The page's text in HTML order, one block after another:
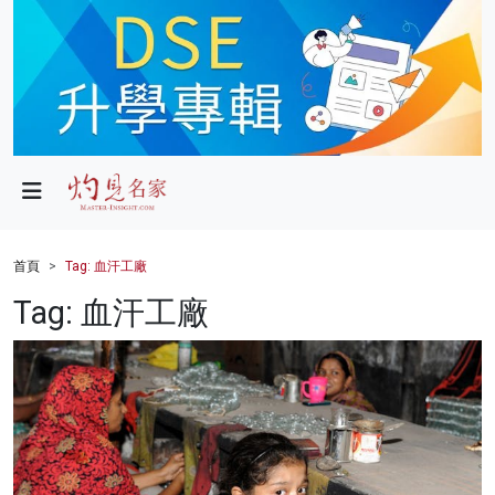
政局
財經
健康
商業
科技
影片
首頁 Tag: 血汗工廠
Tag: 血汗工廠